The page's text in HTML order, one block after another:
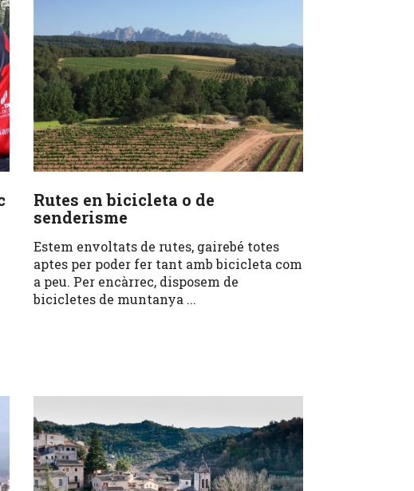
Rutes en bicicleta o de
senderisme
Estem envoltats de rutes, gairebé totes
aptes per poder fer tant amb bicicleta com
a peu. Per encàrrec, disposem de
bicicletes de muntanya ...